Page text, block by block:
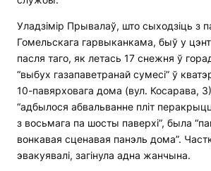
Уладзімір Прывалаў, што сыходзіць з
Гомельскага гарвыканкама, быў у
пасля таго, як летась 17 снежня ў
“выбух газапаветранай сумесі” ў
10-павярховага дома (вул. Косарава,
“адбылося абвальванне пліт
з восьмага па шосты паверхі”, была
вонкавая сценавая панэль дома”.
эвакуявалі, загінула адна жанчына.